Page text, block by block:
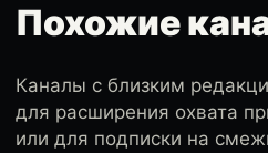
Похожие
Каналы с близким
для расширения охвата
или для подписки на